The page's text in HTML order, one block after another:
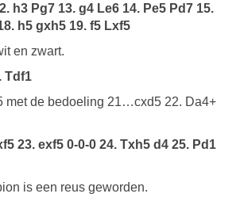
h3 Pg7 13. g4 Le6 14. Pe5 Pd7 15.
h5 gxh5 19. f5 Lxf5
en zwart.
Tdf1
met de bedoeling 21…cxd5 22. Da4+
23. exf5 0-0-0 24. Txh5 d4 25. Pd1
is een reus geworden.